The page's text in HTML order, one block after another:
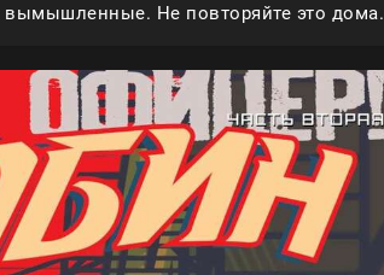
вымышленные. Не повторяйте это дома.